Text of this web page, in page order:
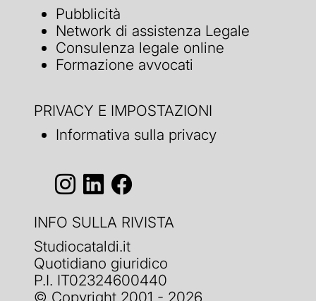
Pubblicità
Network di assistenza Legale
Consulenza legale online
Formazione avvocati
PRIVACY E IMPOSTAZIONI
Informativa sulla privacy
INFO SULLA RIVISTA
Studiocataldi.it
Quotidiano giuridico
P.I. IT02324600440
© Copyright 2001 - 2026